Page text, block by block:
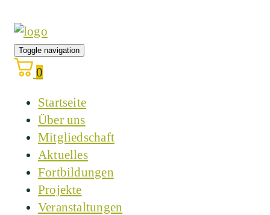
Toggle navigation
0
Startseite
Über uns
Mitgliedschaft
Aktuelles
Fortbildungen
Projekte
Veranstaltungen